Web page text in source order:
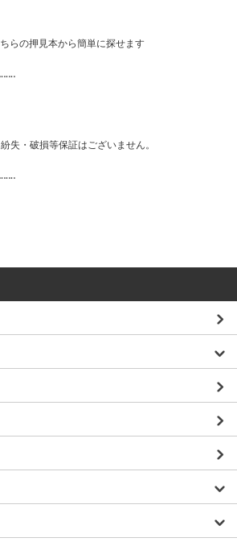
らの押見本から簡単に探せます
失・破損等保証はございません。